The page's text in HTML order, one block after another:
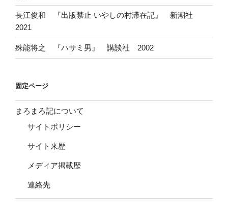
長江俊和 『出版禁止 いやしの村滞在記』 新潮社
2021
殊能将之 『ハサミ男』 講談社 2002
固定ページ
まろまろ記について
サイトポリシー
サイト来歴
メディア掲載歴
連絡先